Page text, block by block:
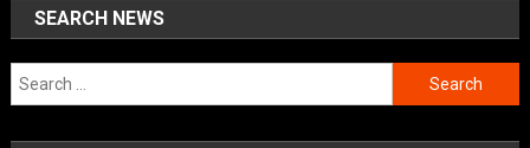
SEARCH NEWS
Search
for: